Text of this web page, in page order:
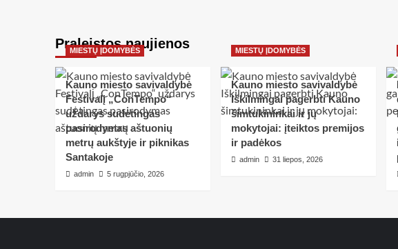
Praleistos naujienos
MIESTŲ ĮDOMYBĖS
Kauno miesto savivaldybė
Festivalį „ConTempo“
uždarys sudėtingas
pasirodymas aštuonių
metrų aukštyje ir piknikas
Santakoje
admin 5 rugpjūčio, 2026
MIESTŲ ĮDOMYBĖS
Kauno miesto savivaldybė
Iškilmingai pagerbti Kauno
šimtukininkai ir jų
mokytojai: įteiktos premijos
ir padėkos
admin 31 liepos, 2026